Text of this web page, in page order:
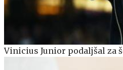
Vinicius Junior podaljšal za